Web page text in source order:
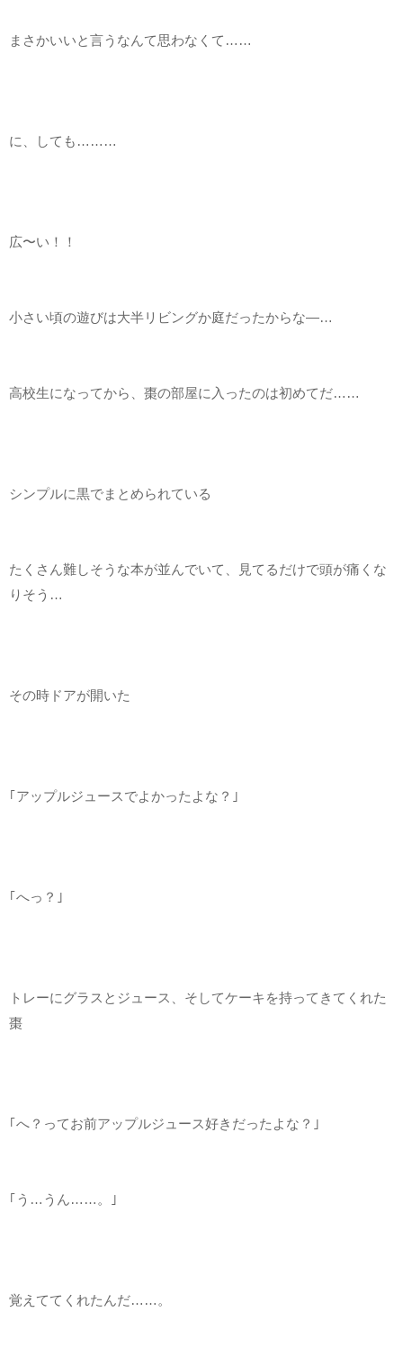
まさかいいと言うなんて思わなくて……
に、しても………
広〜い！！
小さい頃の遊びは大半リビングか庭だったからな―…
高校生になってから、棗の部屋に入ったのは初めてだ……
シンプルに黒でまとめられている
たくさん難しそうな本が並んでいて、見てるだけで頭が痛くな
りそう…
その時ドアが開いた
｢アップルジュースでよかったよな？｣
｢へっ？｣
トレーにグラスとジュース、そしてケーキを持ってきてくれた
棗
｢へ？ってお前アップルジュース好きだったよな？｣
｢う…うん……。｣
覚えててくれたんだ……。